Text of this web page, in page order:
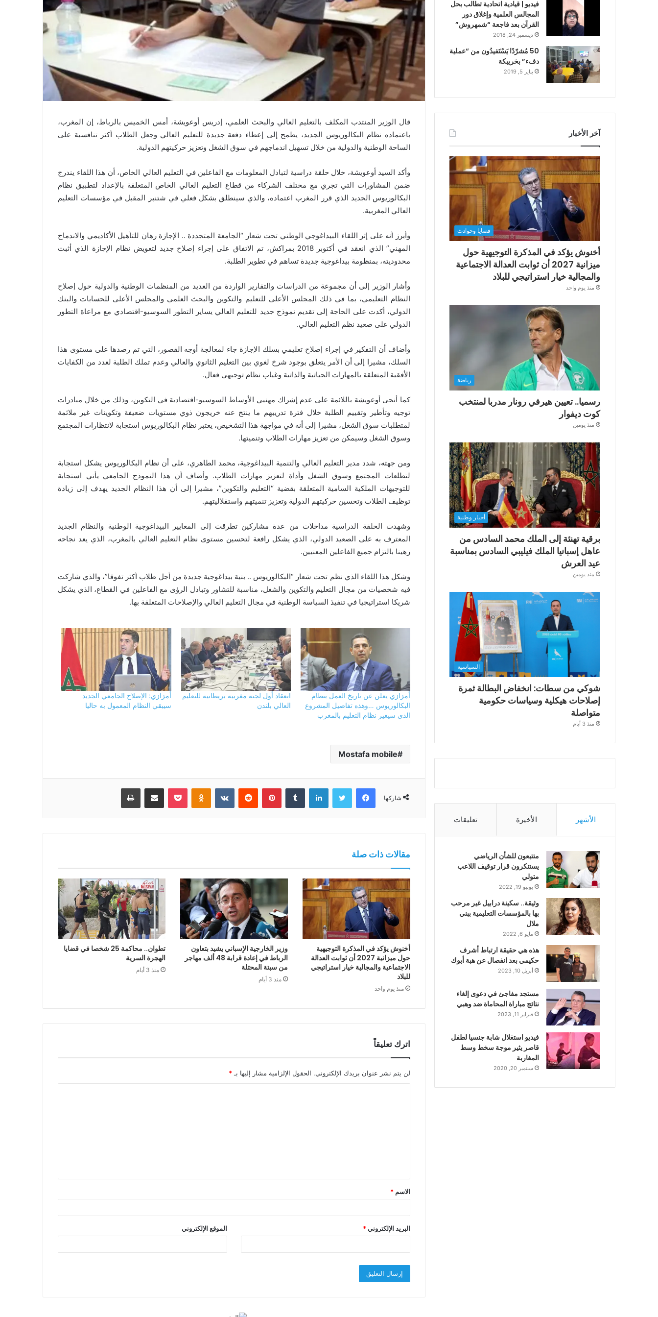
قال الوزير المنتدب المكلف بالتعليم العالي والبحث العلمي، إدريس أوعويشة، أمس الخميس بالرباط، إن المغرب،
باعتماده نظام البكالوريوس الجديد، يطمح إلى إعطاء دفعة جديدة للتعليم العالي وجعل الطلاب أكثر تنافسية على
الساحة الوطنية والدولية من خلال تسهيل اندماجهم في سوق الشغل وتعزيز حركيتهم الدولية.
وأكد السيد أوعويشة، خلال حلقة دراسية لتبادل المعلومات مع الفاعلين في التعليم العالي الخاص، أن هذا اللقاء يندرج
ضمن المشاورات التي تجري مع مختلف الشركاء من قطاع التعليم العالي الخاص المتعلقة بالإعداد لتطبيق نظام
البكالوريوس الجديد الذي قرر المغرب اعتماده، والذي سينطلق بشكل فعلي في شتنبر المقبل في مؤسسات التعليم
العالي المغربية.
وأبرز أنه على إثر اللقاء البيداغوجي الوطني تحت شعار “الجامعة المتجددة .. الإجازة رهان للتأهيل الأكاديمي والاندماج
المهني” الذي انعقد في أكتوبر 2018 بمراكش، تم الاتفاق على إجراء إصلاح جديد لتعويض نظام الإجازة الذي أثبت
محدوديته، بمنظومة بيداغوجية جديدة تساهم في تطوير الطلبة.
وأشار الوزير إلى أن مجموعة من الدراسات والتقارير الواردة من العديد من المنظمات الوطنية والدولية حول إصلاح
النظام التعليمي، بما في ذلك المجلس الأعلى للتعليم والتكوين والبحث العلمي والمجلس الأعلى للحسابات والبنك
الدولي، أكدت على الحاجة إلى تقديم نموذج جديد للتعليم العالي يساير التطور السوسيو-اقتصادي مع مراعاة التطور
الدولي على صعيد نظم التعليم العالي.
وأضاف أن التفكير في إجراء إصلاح تعليمي بسلك الإجازة جاء لمعالجة أوجه القصور، التي تم رصدها على مستوى هذا
السلك، مشيرا إلى أن الأمر يتعلق بوجود شرخ لغوي بين التعليم الثانوي والعالي وعدم تملك الطلبة لعدد من الكفايات
الأفقية المتعلقة بالمهارات الحياتية والذاتية وغياب نظام توجيهي فعال.
كما أنحى أوعويشة باللائمة على عدم إشراك مهنيي الأوساط السوسيو-اقتصادية في التكوين، وذلك من خلال مبادرات
توجيه وتأطير وتقييم الطلبة خلال فترة تدريبهم ما ينتج عنه خريجون ذوي مستويات ضعيفة وتكوينات غير ملائمة
لمتطلبات سوق الشغل، مشيرا إلى أنه في مواجهة هذا التشخيص، يعتبر نظام البكالوريوس استجابة لانتظارات المجتمع
وسوق الشغل وسيمكن من تعزيز مهارات الطلاب وتنميتها.
ومن جهته، شدد مدير التعليم العالي والتنمية البيداغوجية، محمد الطاهري، على أن نظام البكالوريوس يشكل استجابة
لتطلعات المجتمع وسوق الشغل وأداة لتعزيز مهارات الطلاب. وأضاف أن هذا النموذج الجامعي يأتي استجابة
للتوجيهات الملكية السامية المتعلقة بقضية “التعليم والتكوين”، مشيرا إلى أن هذا النظام الجديد يهدف إلى زيادة
توظيف الطلاب وتحسين حركيتهم الدولية وتعزيز تنميتهم واستقلاليتهم.
وشهدت الحلقة الدراسية مداخلات من عدة مشاركين تطرقت إلى المعايير البيداغوجية الوطنية والنظام الجديد
المعترف به على الصعيد الدولي، الذي يشكل رافعة لتحسين مستوى نظام التعليم العالي بالمغرب، الذي يعد نجاحه
رهينا بالتزام جميع الفاعلين المعنيين.
وشكل هذا اللقاء الذي نظم تحت شعار “البكالوريوس .. بنية بيداغوجية جديدة من أجل طلاب أكثر تفوقا”، والذي شاركت
فيه شخصيات من مجال التعليم والتكوين والشغل، مناسبة للتشاور وتبادل الرؤى مع الفاعلين في القطاع، الذي يشكل
شريكا استراتيجيا في تنفيذ السياسة الوطنية في مجال التعليم العالي والإصلاحات المتعلقة بها.
أمزازي يعلن عن تاريخ العمل بنظام
البكالوريوس …وهذه تفاصيل المشروع
الذي سيغير نظام التعليم بالمغرب
انعقاد أول لجنة مغربية بريطانية للتعليم
العالي بلندن
أمزازي: الإصلاح الجامعي الجديد
سيبقي النظام المعمول به حاليا
Mostafa mobile
شاركها
فيسبوك تويتر لينكدإن بينتيريست Odnoklassniki
بوكيت مشاركة عبر البريد طباعة
مقالات ذات صلة
أخنوش يؤكد في المذكرة التوجيهية
حول ميزانية 2027 أن ثوابت العدالة
الاجتماعية والمجالية خيار استراتيجي
للبلاد
منذ يوم واحد
وزير الخارجية الإسباني يشيد بتعاون
الرباط في إعادة قرابة 48 ألف مهاجر
من سبتة المحتلة
منذ 3 أيام
تطوان.. محاكمة 25 شخصا في قضايا
الهجرة السرية
منذ 3 أيام
اترك تعليقاً
لن يتم نشر عنوان بريدك الإلكتروني. الحقول الإلزامية مشار إليها بـ*
ق
*
الاسم *
البريد الإلكتروني* الموقع الإلكتروني
فيديو | قيادية اتحادية تطالب بحل
المجالس العلمية وإغلاق دور
القرآن بعد فاجعة “شمهروش”
ديسمبر 24, 2018
50 مُشرّدًا يَسْتَفيدُون من “عملية
دفء” بخريبكة
يناير 5, 2019
آخر الأخبار
قضايا وحوادث
أخنوش يؤكد في المذكرة التوجيهية حول
ميزانية 2027 أن ثوابت العدالة الاجتماعية
والمجالية خيار استراتيجي للبلاد
منذ يوم واحد
رياضة
رسميا.. تعيين هيرفي رونار مدربا لمنتخب
كوت ديفوار
منذ يومين
أخبار وطنية
برقية تهنئة إلى الملك محمد السادس من
عاهل إسبانيا الملك فيليبي السادس بمناسبة
عيد العرش
منذ يومين
السياسية
شوكي من سطات: انخفاض البطالة ثمرة
إصلاحات هيكلية وسياسات حكومية
متواصلة
منذ 3 أيام
الأشهر الأخيرة تعليقات
متتبعون للشأن الرياضي
يستنكرون قرار توقيف اللاعب
متولي
يونيو 19, 2022
وثيقة.. سكينة درابيل غير مرحب
بها بالمؤسسات التعليمية ببني
ملال
مايو 6, 2022
هذه هي حقيقة ارتباط أشرف
حكيمي بعد انفصال عن هبة أبوك
أبريل 10, 2023
مستجد مفاجئ في دعوى إلغاء
نتائج مباراة المحاماة ضد وهبي
فبراير 11, 2023
فيديو استغلال شابة جنسيا لطفل
قاصر يثير موجة سخط وسط
المغاربة
سبتمبر 20, 2020